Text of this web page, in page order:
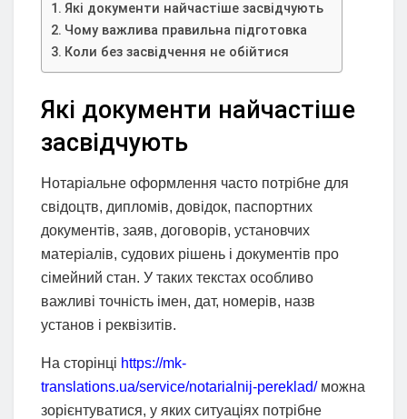
Які документи найчастіше засвідчують
Чому важлива правильна підготовка
Коли без засвідчення не обійтися
Які документи найчастіше
засвідчують
Нотаріальне оформлення часто потрібне для
свідоцтв, дипломів, довідок, паспортних
документів, заяв, договорів, установчих
матеріалів, судових рішень і документів про
сімейний стан. У таких текстах особливо
важливі точність імен, дат, номерів, назв
установ і реквізитів.
На сторінці https://mk-
translations.ua/service/notarialnij-pereklad/можна
зорієнтуватися, у яких ситуаціях потрібне